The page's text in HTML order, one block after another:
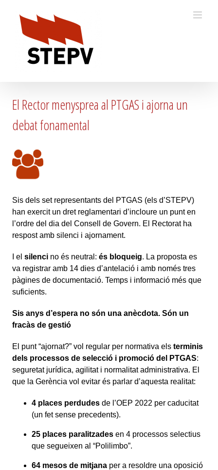
content
El Rector menysprea al PTGAS i ajorna un
debat fonamental
Sis dels set representants del PTGAS (els d’STEPV)
han exercit un dret reglamentari d’incloure un punt en
l’ordre del dia del Consell de Govern. El Rectorat ha
respost amb silenci i ajornament.
I el silenci no és neutral: és bloqueig. La proposta es
va registrar amb 14 dies d’antelació i amb només tres
pàgines de documentació. Temps i informació més que
suficients.
Sis anys d’espera no són una anècdota. Són un
fracàs de gestió
El punt “ajornat?” vol regular per normativa els terminis
dels processos de selecció i promoció del PTGAS:
seguretat jurídica, agilitat i normalitat administrativa. El
que la Gerència vol evitar és parlar d’aquesta realitat:
4 places perdudes de l’OEP 2022 per caducitat
(un fet sense precedents).
25 places paralitzades en 4 processos selectius
que segueixen al “Polilimbo”.
64 mesos de mitjana per a resoldre una oposició